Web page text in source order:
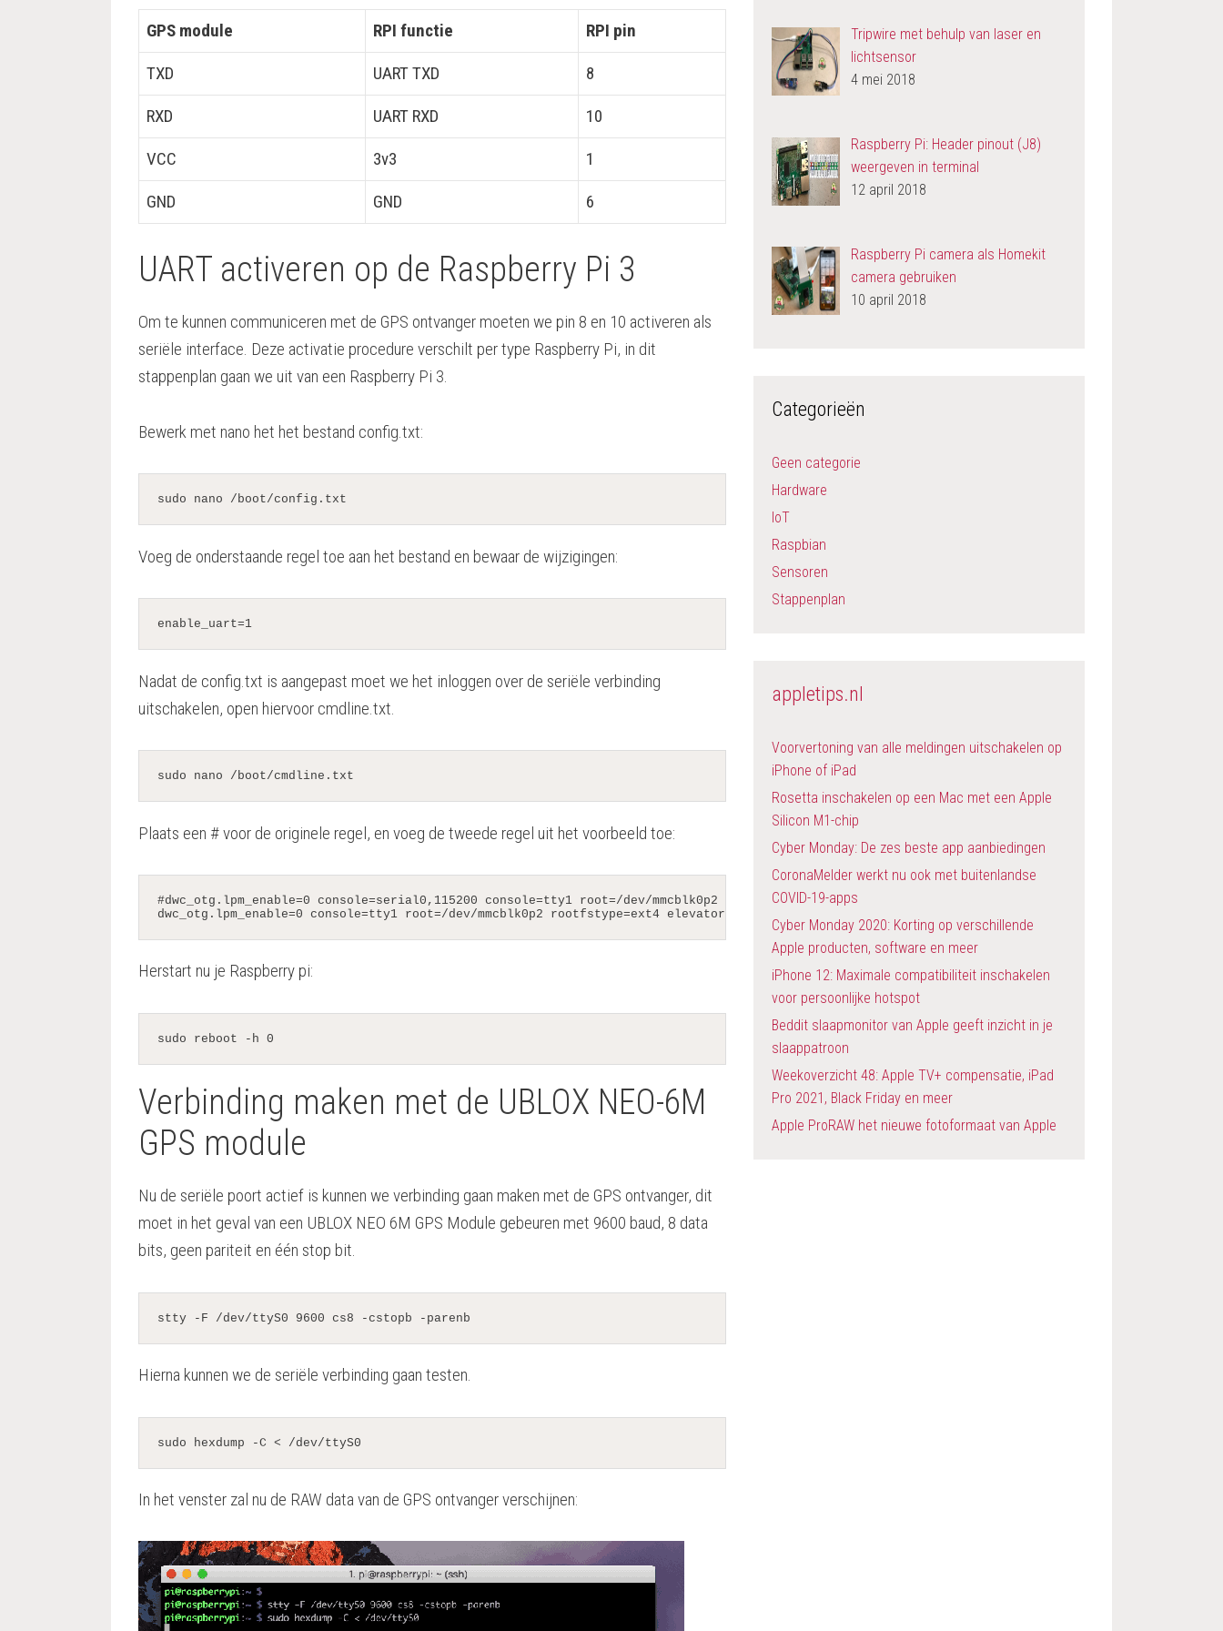
GPS module RPI functie RPI pin
TXD UART TXD 8
RXD UART RXD 10
VCC 3v3 1
GND GND 6
UART activeren op de Raspberry Pi 3
Om te kunnen communiceren met de GPS ontvanger moeten we pin 8 en 10 activeren als
seriële interface. Deze activatie procedure verschilt per type Raspberry Pi, in dit
stappenplan gaan we uit van een Raspberry Pi 3.
Bewerk met nano het het bestand config.txt:
sudo nano /boot/config.txt
Voeg de onderstaande regel toe aan het bestand en bewaar de wijzigingen:
enable_uart=1
Nadat de config.txt is aangepast moet we het inloggen over de seriële verbinding
uitschakelen, open hiervoor cmdline.txt.
sudo nano /boot/cmdline.txt
Plaats een # voor de originele regel, en voeg de tweede regel uit het voorbeeld toe:
#dwc_otg.lpm_enable=0 console=serial0,115200 console=tty1 root=/dev/mmcblk0p2 rootfstype=ext4 elevator=deadline fsck.repair=yes rootwait
dwc_otg.lpm_enable=0 console=tty1 root=/dev/mmcblk0p2 rootfstype=ext4 elevator=deadline fsck.repair=yes rootwait
Herstart nu je Raspberry pi:
sudo reboot -h 0
Verbinding maken met de UBLOX NEO-6M
GPS module
Nu de seriële poort actief is kunnen we verbinding gaan maken met de GPS ontvanger, dit
moet in het geval van een UBLOX NEO 6M GPS Module gebeuren met 9600 baud, 8 data
bits, geen pariteit en één stop bit.
stty -F /dev/ttyS0 9600 cs8 -cstopb -parenb
Hierna kunnen we de seriële verbinding gaan testen.
sudo hexdump -C < /dev/ttyS0
In het venster zal nu de RAW data van de GPS ontvanger verschijnen:
Tripwire met behulp van laser en
lichtsensor
4 mei 2018
Raspberry Pi: Header pinout (J8)
weergeven in terminal
12 april 2018
Raspberry Pi camera als Homekit
camera gebruiken
10 april 2018
Categorieën
Geen categorie
Hardware
IoT
Raspbian
Sensoren
Stappenplan
appletips.nl
Voorvertoning van alle meldingen uitschakelen op
iPhone of iPad
Rosetta inschakelen op een Mac met een Apple
Silicon M1-chip
Cyber Monday: De zes beste app aanbiedingen
CoronaMelder werkt nu ook met buitenlandse
COVID-19-apps
Cyber Monday 2020: Korting op verschillende
Apple producten, software en meer
iPhone 12: Maximale compatibiliteit inschakelen
voor persoonlijke hotspot
Beddit slaapmonitor van Apple geeft inzicht in je
slaappatroon
Weekoverzicht 48: Apple TV+ compensatie, iPad
Pro 2021, Black Friday en meer
Apple ProRAW het nieuwe fotoformaat van Apple